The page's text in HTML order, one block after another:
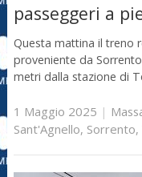
passeggeri a
Questa mattina il treno
proveniente da
metri dalla stazione di
1 Maggio 2025 |
Sant'Agnello, Sorrento,